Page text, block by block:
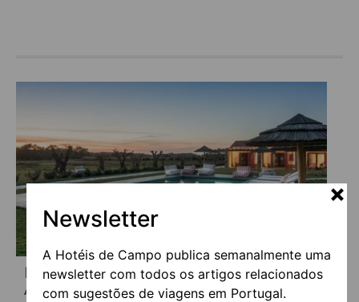
Newsletter
A Hotéis de Campo publica semanalmente uma
newsletter com todos os artigos relacionados
com sugestões de viagens em Portugal.
REFÚGIOS NO ALGARVE PARA
APROVEITAR O OUTONO COM CALMA